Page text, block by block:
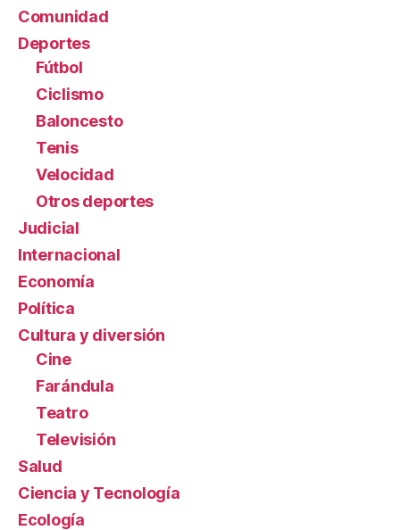
Comunidad
Deportes
Fútbol
Ciclismo
Baloncesto
Tenis
Velocidad
Otros deportes
Judicial
Internacional
Economía
Política
Cultura y diversión
Cine
Farándula
Teatro
Televisión
Salud
Ciencia y Tecnología
Ecología